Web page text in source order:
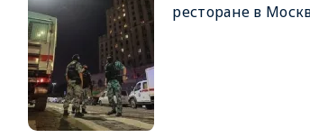
ресторане в